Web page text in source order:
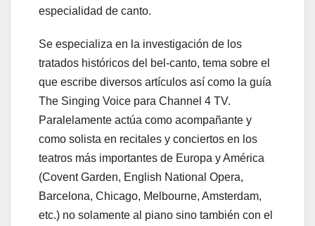
especialidad de canto.
Se especializa en la investigación de los
tratados históricos del bel-canto, tema sobre el
que escribe diversos artículos así como la guía
The Singing Voice para Channel 4 TV.
Paralelamente actúa como acompañante y
como solista en recitales y conciertos en los
teatros más importantes de Europa y América
(Covent Garden, English National Opera,
Barcelona, Chicago, Melbourne, Amsterdam,
etc.) no solamente al piano sino también con el